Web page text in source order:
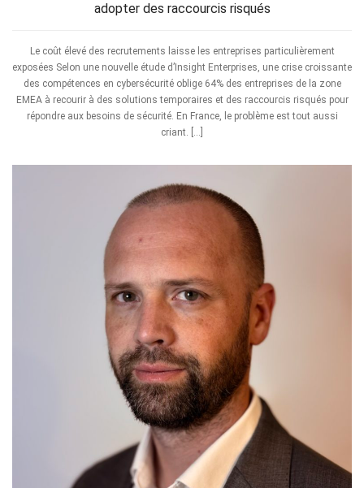
adopter des raccourcis risqués
Le coût élevé des recrutements laisse les entreprises particulièrement
exposées Selon une nouvelle étude d’Insight Enterprises, une crise croissante
des compétences en cybersécurité oblige 64% des entreprises de la zone
EMEA à recourir à des solutions temporaires et des raccourcis risqués pour
répondre aux besoins de sécurité. En France, le problème est tout aussi
criant. […]